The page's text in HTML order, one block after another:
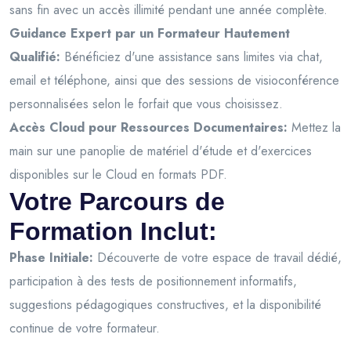
sans fin avec un accès illimité pendant une année complète.
Guidance Expert par un Formateur Hautement
Qualifié: Bénéficiez d'une assistance sans limites via chat,
email et téléphone, ainsi que des sessions de visioconférence
personnalisées selon le forfait que vous choisissez.
Accès Cloud pour Ressources Documentaires: Mettez la
main sur une panoplie de matériel d'étude et d'exercices
disponibles sur le Cloud en formats PDF.
Votre Parcours de
Formation Inclut:
Phase Initiale: Découverte de votre espace de travail dédié,
participation à des tests de positionnement informatifs,
suggestions pédagogiques constructives, et la disponibilité
continue de votre formateur.